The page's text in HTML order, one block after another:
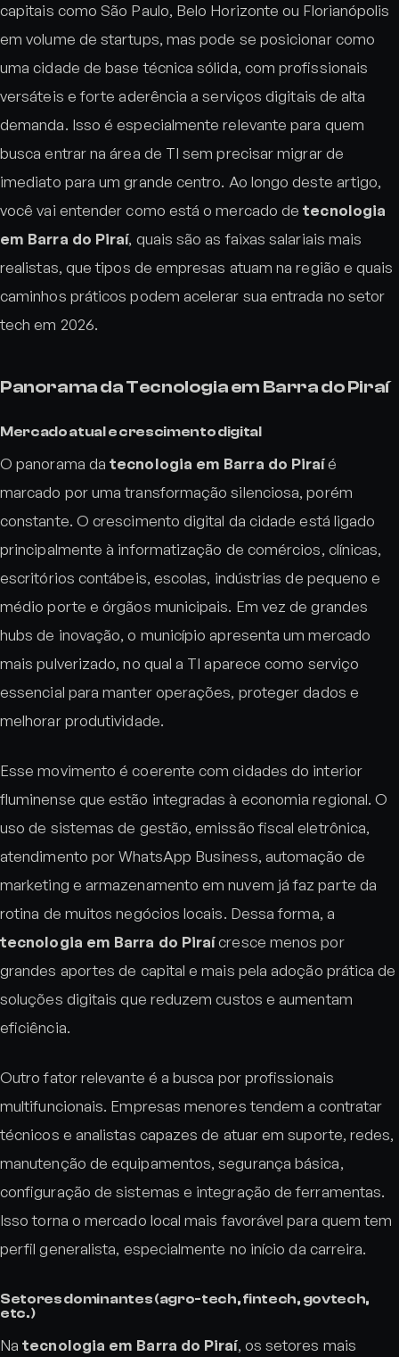
capitais como São Paulo, Belo Horizonte ou Florianópolis
em volume de startups, mas pode se posicionar como
uma cidade de base técnica sólida, com profissionais
versáteis e forte aderência a serviços digitais de alta
demanda. Isso é especialmente relevante para quem
busca entrar na área de TI sem precisar migrar de
imediato para um grande centro. Ao longo deste artigo,
você vai entender como está o mercado detecnologia
em Barra do Piraí, quais são as faixas salariais mais
realistas, que tipos de empresas atuam na região e quais
caminhos práticos podem acelerar sua entrada no setor
tech em 2026.
Panorama da Tecnologia em Barra do Piraí
Mercado atual e crescimento digital
O panorama datecnologia em Barra do Piraíé
marcado por uma transformação silenciosa, porém
constante. O crescimento digital da cidade está ligado
principalmente à informatização de comércios, clínicas,
escritórios contábeis, escolas, indústrias de pequeno e
médio porte e órgãos municipais. Em vez de grandes
hubs de inovação, o município apresenta um mercado
mais pulverizado, no qual a TI aparece como serviço
essencial para manter operações, proteger dados e
melhorar produtividade.
Esse movimento é coerente com cidades do interior
fluminense que estão integradas à economia regional. O
uso de sistemas de gestão, emissão fiscal eletrônica,
atendimento por WhatsApp Business, automação de
marketing e armazenamento em nuvem já faz parte da
rotina de muitos negócios locais. Dessa forma, a
tecnologia em Barra do Piraícresce menos por
grandes aportes de capital e mais pela adoção prática de
soluções digitais que reduzem custos e aumentam
eficiência.
Outro fator relevante é a busca por profissionais
multifuncionais. Empresas menores tendem a contratar
técnicos e analistas capazes de atuar em suporte, redes,
manutenção de equipamentos, segurança básica,
configuração de sistemas e integração de ferramentas.
Isso torna o mercado local mais favorável para quem tem
perfil generalista, especialmente no início da carreira.
Setores dominantes (agro-tech, fintech, govtech,
etc.)
Natecnologia em Barra do Piraí, os setores mais